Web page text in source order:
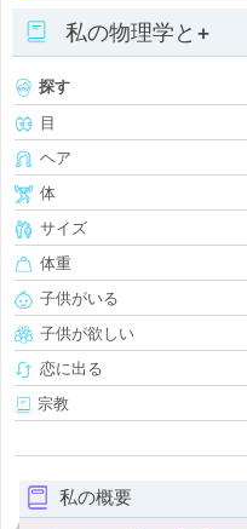
私の物理学と+
探す
目
ヘア
体
サイズ
体重
子供がいる
子供が欲しい
恋に出る
宗教
私の概要